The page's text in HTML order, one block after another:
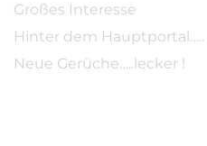
Großes Interesse
Hinter dem Hauptportal…..
Neue Gerüche…..lecker !